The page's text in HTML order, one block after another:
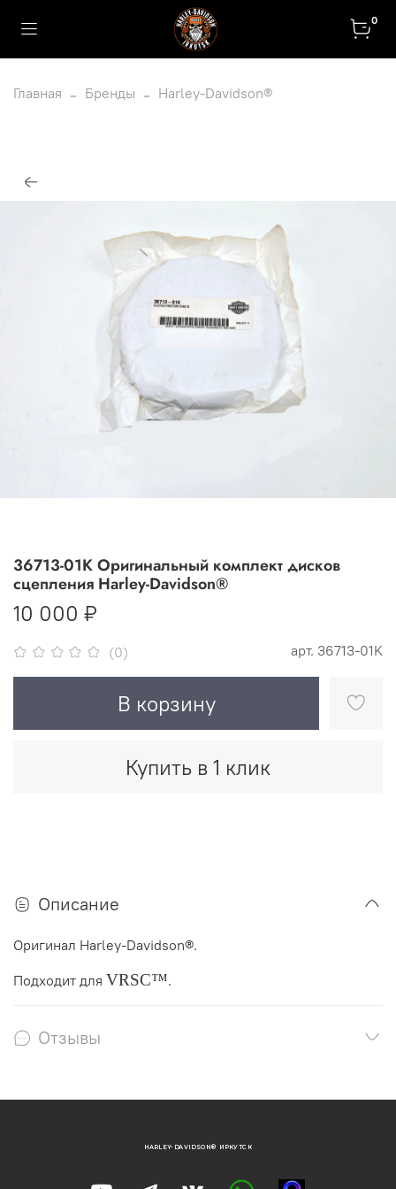
0
Главная Бренды Harley-Davidson®
(0) арт. 36713-01K
36713-01K Оригинальный комплект дисков
сцепления Harley-Davidson®
10 000 ₽
В корзину
Купить в 1 клик
Описание
Оригинал Harley-Davidson®.
Подходит для VRSC™.
Отзывы
HARLEY-DAVIDSON® ИРКУТСК